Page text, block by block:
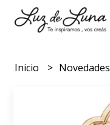
Inicio Novedades